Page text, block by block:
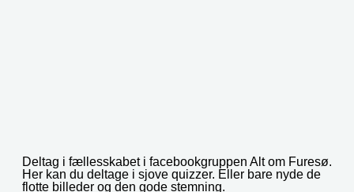
Deltag i fællesskabet i facebookgruppen Alt om Furesø.
Her kan du deltage i sjove quizzer. Eller bare nyde de
flotte billeder og den gode stemning.